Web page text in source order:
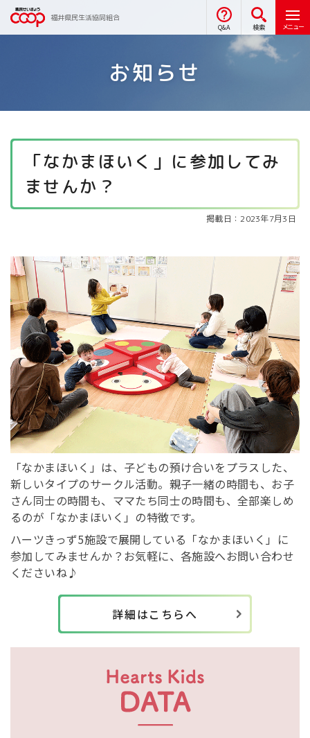
福井県民生活協同組合
Q&A 検索 メニュー
お知らせ
「なかまほいく」に参加してみ
ませんか？
掲載日：2023年7月3日
「なかまほいく」は、子どもの預け合いをプラスした、
新しいタイプのサークル活動。親子一緒の時間も、お子
さん同士の時間も、ママたち同士の時間も、全部楽しめ
るのが「なかまほいく」の特徴です。
ハーツきっず5施設で展開している「なかまほいく」に
参加してみませんか？お気軽に、各施設へお問い合わせ
くださいね♪
詳細はこちらへ